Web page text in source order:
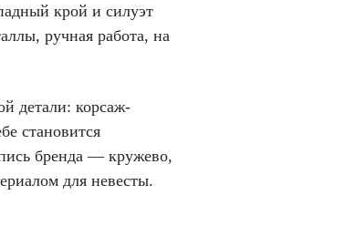
крой и силуэт
ручная работа, на
детали: корсаж-
становится
бренда — кружево,
для невесты.